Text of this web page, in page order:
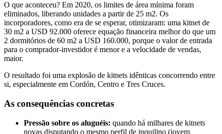
O que aconteceu? Em 2020, os limites de área mínima foram
eliminados, liberando unidades a partir de 25 m2. Os
incorporadores, como era de se esperar, otimizaram: uma kitnet de
30 m2 a USD 92.000 oferece equação financeira melhor do que um
2 dormitórios de 60 m2 a USD 160.000, porque o valor de entrada
para o comprador-investidor é menor e a velocidade de vendas,
maior.
O resultado foi uma explosão de kitnets idênticas concorrendo entre
si, especialmente em Cordón, Centro e Tres Cruces.
As consequências concretas
Pressão sobre os aluguéis: quando há milhares de kitnets
novas disputando o mesmo perfil de inquilino (jovem